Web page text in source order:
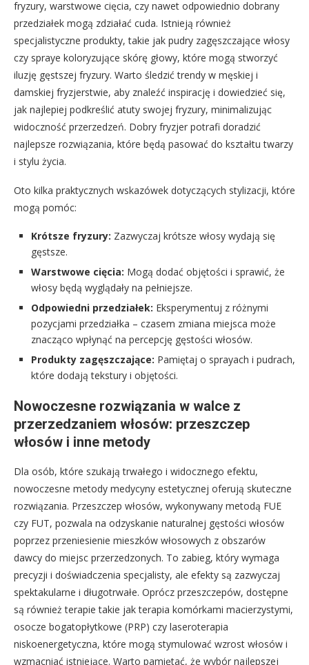
fryzury, warstwowe cięcia, czy nawet odpowiednio dobrany
przedziałek mogą zdziałać cuda. Istnieją również
specjalistyczne produkty, takie jak pudry zagęszczające włosy
czy spraye koloryzujące skórę głowy, które mogą stworzyć
iluzję gęstszej fryzury. Warto śledzić trendy w męskiej i
damskiej fryzjerstwie, aby znaleźć inspirację i dowiedzieć się,
jak najlepiej podkreślić atuty swojej fryzury, minimalizując
widoczność przerzedzeń. Dobry fryzjer potrafi doradzić
najlepsze rozwiązania, które będą pasować do kształtu twarzy
i stylu życia.
Oto kilka praktycznych wskazówek dotyczących stylizacji, które
mogą pomóc:
Krótsze fryzury: Zazwyczaj krótsze włosy wydają się
gęstsze.
Warstwowe cięcia: Mogą dodać objętości i sprawić, że
włosy będą wyglądały na pełniejsze.
Odpowiedni przedziałek: Eksperymentuj z różnymi
pozycjami przedziałka – czasem zmiana miejsca może
znacząco wpłynąć na percepcję gęstości włosów.
Produkty zagęszczające: Pamiętaj o sprayach i pudrach,
które dodają tekstury i objętości.
Nowoczesne rozwiązania w walce z
przerzedzaniem włosów: przeszczep
włosów i inne metody
Dla osób, które szukają trwałego i widocznego efektu,
nowoczesne metody medycyny estetycznej oferują skuteczne
rozwiązania. Przeszczep włosów, wykonywany metodą FUE
czy FUT, pozwala na odzyskanie naturalnej gęstości włosów
poprzez przeniesienie mieszków włosowych z obszarów
dawcy do miejsc przerzedzonych. To zabieg, który wymaga
precyzji i doświadczenia specjalisty, ale efekty są zazwyczaj
spektakularne i długotrwałe. Oprócz przeszczepów, dostępne
są również terapie takie jak terapia komórkami macierzystymi,
osocze bogatopłytkowe (PRP) czy laseroterapia
niskoenergetyczna, które mogą stymulować wzrost włosów i
wzmacniać istniejące. Warto pamiętać, że wybór najlepszej